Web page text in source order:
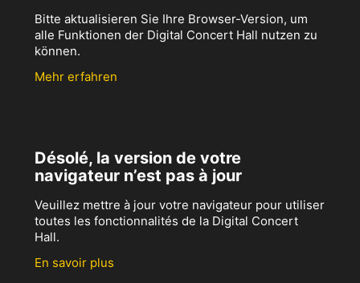
Bitte aktualisieren Sie Ihre Browser-Version, um
alle Funktionen der Digital Concert Hall nutzen zu
können.
Mehr erfahren
Désolé, la version de votre
navigateur n’est pas à jour
Veuillez mettre à jour votre navigateur pour utiliser
toutes les fonctionnalités de la Digital Concert
Hall.
En savoir plus